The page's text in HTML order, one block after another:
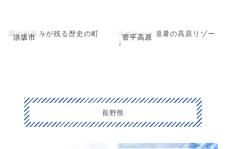
須坂市
蔵の町並みが残る歴史の町 菅平高原
スポーツと避暑の高原リゾー
ト
長野県